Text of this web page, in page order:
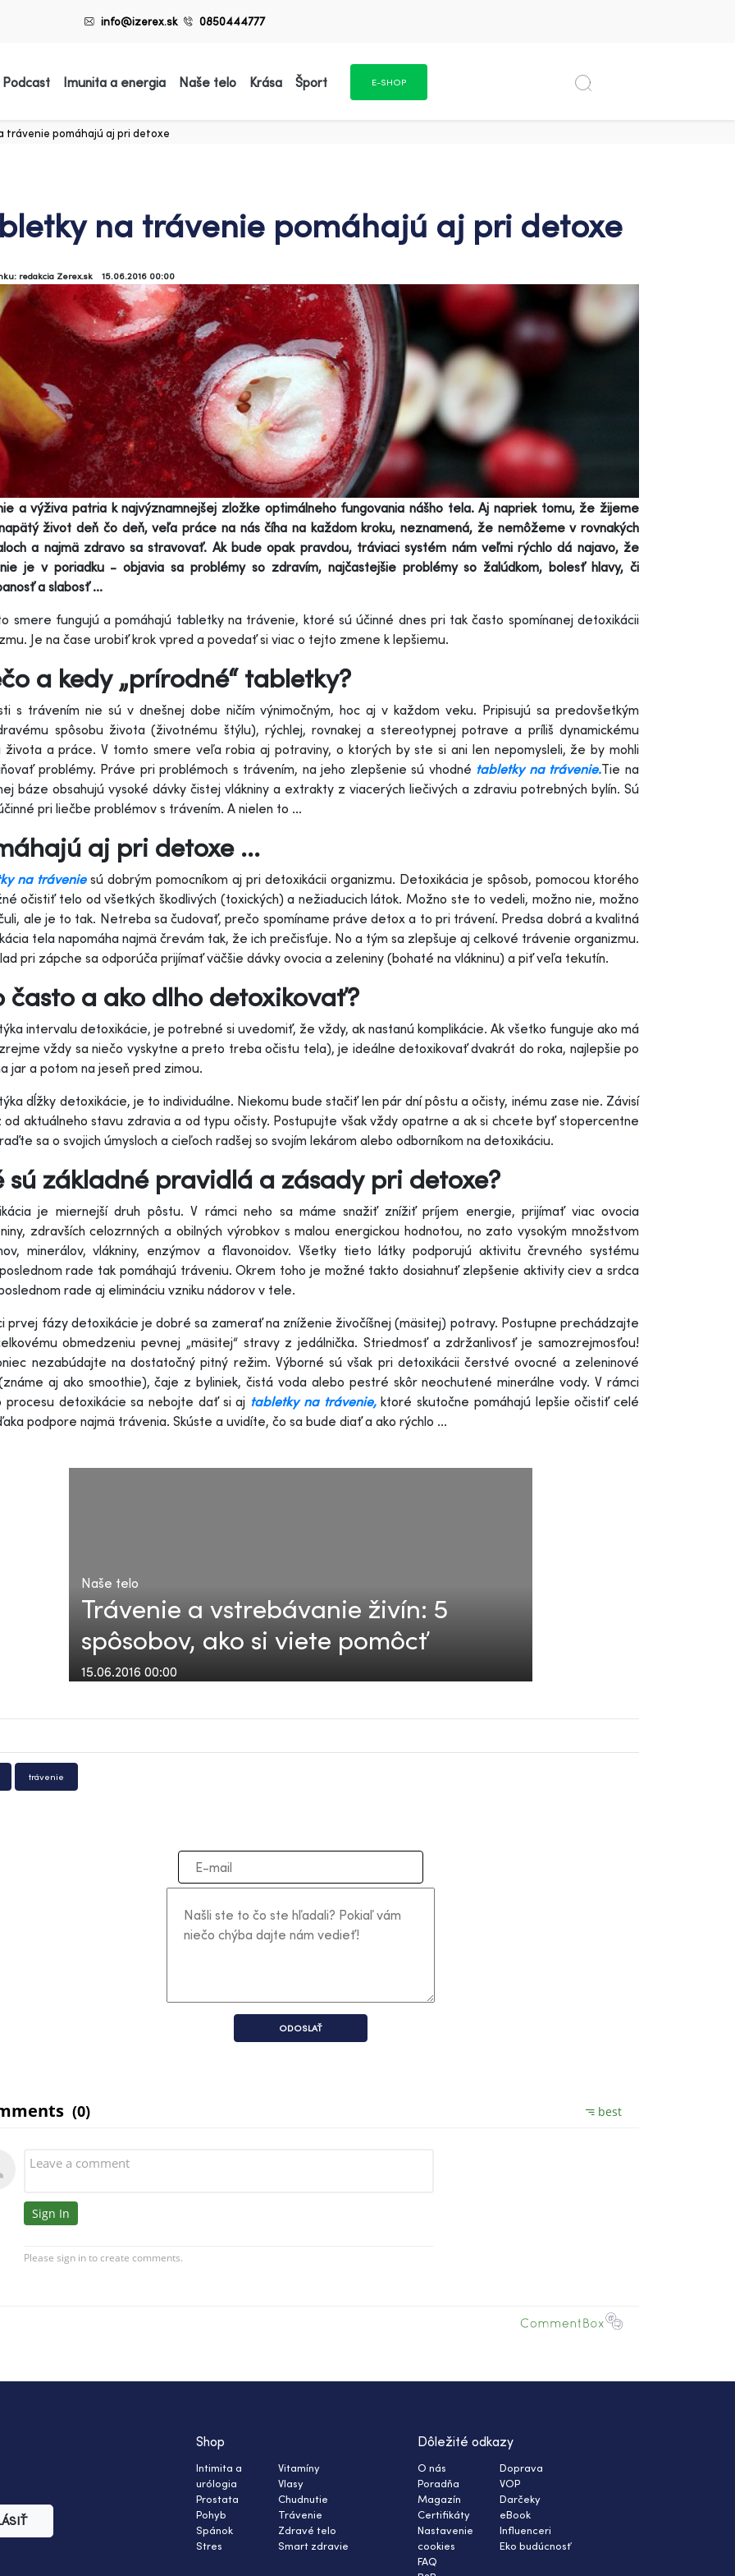
info@izerex.sk 0850444777
Imunita a energia Naše telo Krása Šport E-SHOP
trávenie pomáhajú aj pri detoxe
na trávenie pomáhajú aj pri detoxe
redakcia Zerex.sk 15.06.2016 00:00
a výživa patria k najvýznamnejšej zložke optimálneho fungovania nášho tela. Aj napriek tomu, že žijeme
život deň čo deň, veľa práce na nás číha na každom kroku, neznamená, že nemôžeme v rovnakých
a najmä zdravo sa stravovať. Ak bude opak pravdou, tráviaci systém nám veľmi rýchlo dá najavo, že
je v poriadku - objavia sa problémy so zdravím, najčastejšie problémy so žalúdkom, bolesť hlavy, či
a slabosť ...
smere fungujú a pomáhajú tabletky na trávenie, ktoré sú účinné dnes pri tak často spomínanej detoxikácii
Je na čase urobiť krok vpred a povedať si viac o tejto zmene k lepšiemu.
a kedy „prírodné“ tabletky?
s trávením nie sú v dnešnej dobe ničím výnimočným, hoc aj v každom veku. Pripisujú sa predovšetkým
spôsobu života (životnému štýlu), rýchlej, rovnakej a stereotypnej potrave a príliš dynamickému
života a práce. V tomto smere veľa robia aj potraviny, o ktorých by ste si ani len nepomysleli, že by mohli
problémy. Práve pri problémoch s trávením, na jeho zlepšenie sú vhodné tabletky na trávenie.Tie na
báze obsahujú vysoké dávky čistej vlákniny a extrakty z viacerých liečivých a zdraviu potrebných bylín. Sú
pri liečbe problémov s trávením. A nielen to ...
aj pri detoxe ...
na trávenie sú dobrým pomocníkom aj pri detoxikácii organizmu. Detoxikácia je spôsob, pomocou ktorého
očistiť telo od všetkých škodlivých (toxických) a nežiaducich látok. Možno ste to vedeli, možno nie, možno
ale je to tak. Netreba sa čudovať, prečo spomíname práve detox a to pri trávení. Predsa dobrá a kvalitná
tela napomáha najmä črevám tak, že ich prečisťuje. No a tým sa zlepšuje aj celkové trávenie organizmu.
pri zápche sa odporúča prijímať väčšie dávky ovocia a zeleniny (bohaté na vlákninu) a piť veľa tekutín.
často a ako dlho detoxikovať?
intervalu detoxikácie, je potrebné si uvedomiť, že vždy, ak nastanú komplikácie. Ak všetko funguje ako má
vždy sa niečo vyskytne a preto treba očistu tela), je ideálne detoxikovať dvakrát do roka, najlepšie po
jar a potom na jeseň pred zimou.
dĺžky detoxikácie, je to individuálne. Niekomu bude stačiť len pár dní pôstu a očisty, inému zase nie. Závisí
aktuálneho stavu zdravia a od typu očisty. Postupujte však vždy opatrne a ak si chcete byť stopercentne
sa o svojich úmysloch a cieľoch radšej so svojím lekárom alebo odborníkom na detoxikáciu.
sú základné pravidlá a zásady pri detoxe?
je miernejší druh pôstu. V rámci neho sa máme snažiť znížiť príjem energie, prijímať viac ovocia
zdravších celozrnných a obilných výrobkov s malou energickou hodnotou, no zato vysokým množstvom
minerálov, vlákniny, enzýmov a flavonoidov. Všetky tieto látky podporujú aktivitu črevného systému
rade tak pomáhajú tráveniu. Okrem toho je možné takto dosiahnuť zlepšenie aktivity ciev a srdca
rade aj elimináciu vzniku nádorov v tele.
prvej fázy detoxikácie je dobré sa zamerať na zníženie živočíšnej (mäsitej) potravy. Postupne prechádzajte
obmedzeniu pevnej „mäsitej“ stravy z jedálnička. Striedmosť a zdržanlivosť je samozrejmosťou!
nezabúdajte na dostatočný pitný režim. Výborné sú však pri detoxikácii čerstvé ovocné a zeleninové
aj ako smoothie), čaje z byliniek, čistá voda alebo pestré skôr neochutené minerálne vody. V rámci
procesu detoxikácie sa nebojte dať si aj tabletky na trávenie,ktoré skutočne pomáhajú lepšie očistiť celé
podpore najmä trávenia. Skúste a uvidíte, čo sa bude diať a ako rýchlo ...
Naše telo
Trávenie a vstrebávanie živín: 5
spôsobov, ako si viete pomôcť
15.06.2016 00:00
trávenie
ODOSLAŤ
Shop
Intimita a
urólogia
Prostata
Pohyb
Spánok
Stres
Vitamíny
Vlasy
Chudnutie
Trávenie
Zdravé telo
Smart zdravie
Dôležité odkazy
O nás
Poradňa
Magazín
Certifikáty
Nastavenie
cookies
FAQ
Doprava
VOP
Darčeky
eBook
Influenceri
Eko budúcnosť